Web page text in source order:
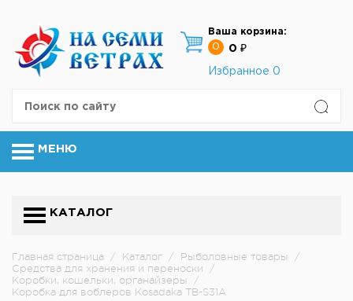
Ваша корзина:
0
0 ₽
Избранное 0
МЕНЮ
КАТАЛОГ
Главная страница / Каталог / Рыболовные товары
/
Средства для хранения и переноски
/
Коробки, кошельки, органайзеры
/
Коробка для воблеров Kosadaka TB-S31A